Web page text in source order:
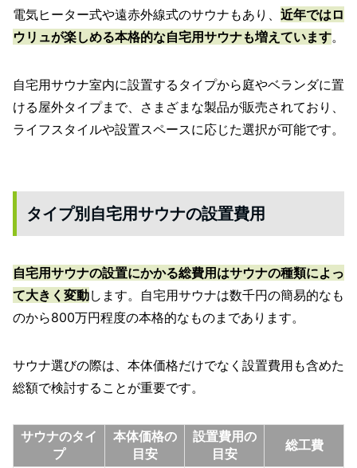
電気ヒーター式や遠赤外線式のサウナもあり、 近年ではロ
ウリュが楽しめる本格的な自宅用サウナも増えています。
自宅用サウナ室内に設置するタイプから庭やベランダに置
ける屋外タイプまで、さまざまな製品が販売されており、
ライフスタイルや設置スペースに応じた選択が可能です。
タイプ別自宅用サウナの設置費用
自宅用サウナの設置にかかる総費用はサウナの種類によっ
て大きく変動します。自宅用サウナは数千円の簡易的なも
のから800万円程度の本格的なものまであります。
サウナ選びの際は、本体価格だけでなく設置費用も含めた
総額で検討することが重要です。
サウナのタイ
プ
本体価格の
目安
設置費用の
目安
総工費